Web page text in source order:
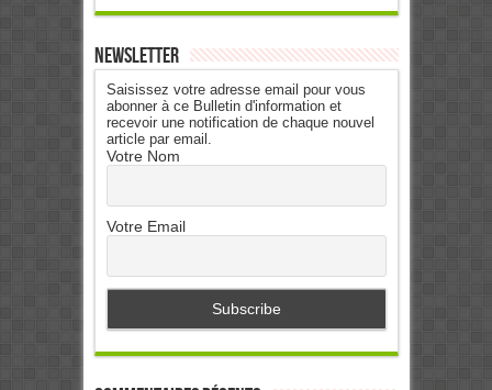
Newsletter
Saisissez votre adresse email pour vous
abonner à ce Bulletin d'information et
recevoir une notification de chaque nouvel
article par email.
Votre Nom
Votre Email